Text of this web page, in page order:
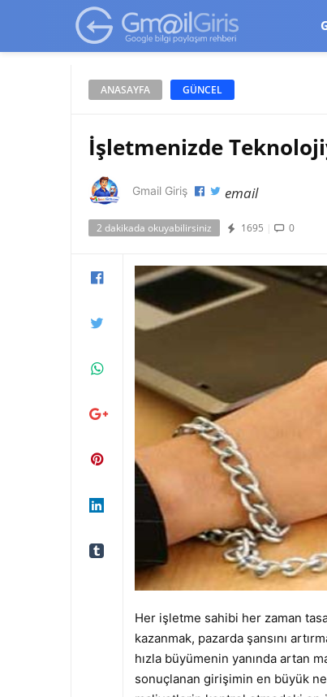
google-site-
ANASAYFA GÜNCEL
İşletmenizde
Gmail Giriş email
2 dakikada okuyabilirsiniz 1695 | 0
Her işletme sahibi her zaman
kazanmak, pazarda şansını
hızla büyümenin yanında artan
sonuçlanan girişimin en büyük